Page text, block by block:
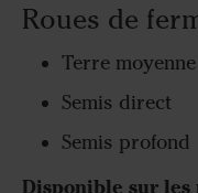
Roues de
Terre
Semis direct
Semis profond
Disponible sur les